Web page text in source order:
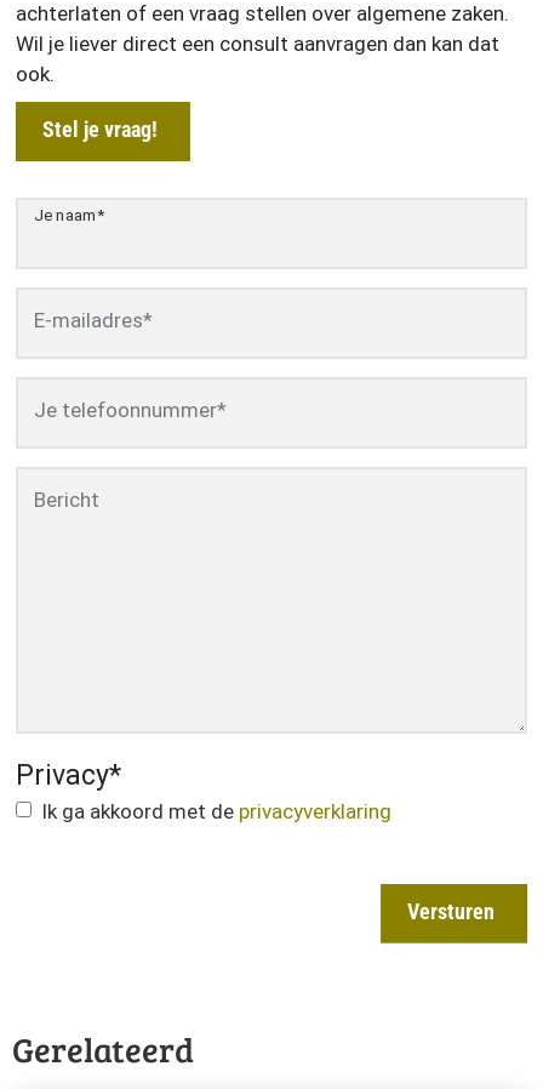
achterlaten of een vraag stellen over algemene zaken.
Wil je liever direct een consult aanvragen dan kan dat
ook.
Stel je vraag!
Je naam*
E-mailadres*
Je telefoonnummer*
Bericht
Privacy*
Ik ga akkoord met de privacyverklaring
Versturen
Gerelateerd